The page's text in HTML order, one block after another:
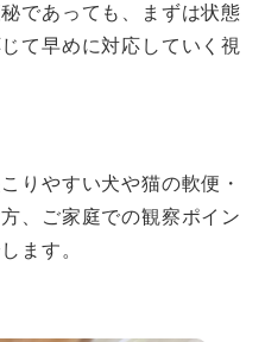
であっても、まずは状態
て早めに対応していく視
りやすい犬や猫の軟便・
、ご家庭での観察ポイン
ます。